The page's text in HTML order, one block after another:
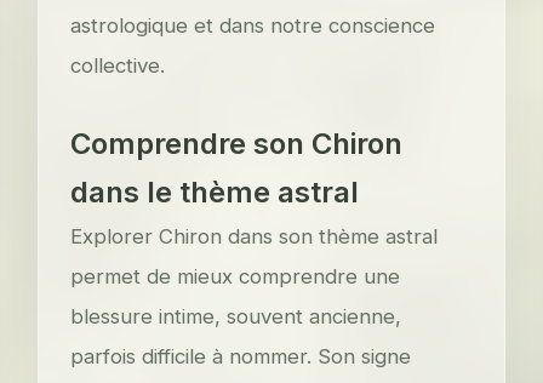
astrologique et dans notre conscience
collective.
Comprendre son Chiron
dans le thème astral
Explorer Chiron dans son thème astral
permet de mieux comprendre une
blessure intime, souvent ancienne,
parfois difficile à nommer. Son signe